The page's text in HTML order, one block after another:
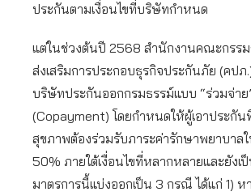
ประกันตามเงื่อนไขที่บริษัทกำหนด
แต่ในช่วงต้นปี 2568 สำนักงานคณะกรรม
ส่งเสริมการประกอบธุรกิจประกันภัย (คปภ
บริษัทประกันออกกรมธรรม์แบบ “ร่วมจ่าย
(Copayment) โดยกำหนดให้ผู้เอาประกั
สุขภาพต้องร่วมรับภาระค่ารักษาพยาบาล
50% ภายใต้เงื่อนไขที่หลากหลายและยังเ
มาตรการนี้แบ่งออกเป็น 3 กรณี ได้แก่ 1) หา